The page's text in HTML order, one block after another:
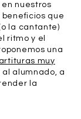
nuestros
beneficios que
la cantante)
ritmo y el
una
muy
alumnado, a
la